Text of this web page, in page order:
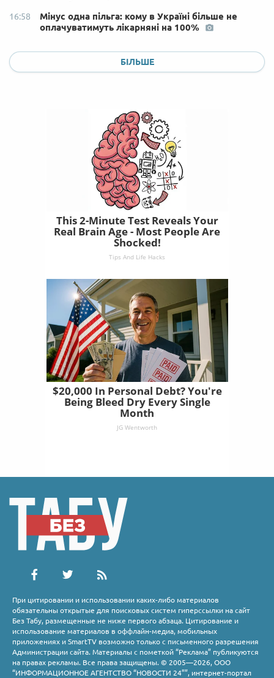
16:58
Мінус одна пільга: кому в Україні більше не
оплачуватимуть лікарняні на 100%
БІЛЬШЕ
This 2-Minute Test Reveals Your
Real Brain Age - Most People Are
Shocked!
Tips And Life Hacks
$20,000 In Personal Debt? You're
Being Bleed Dry Every Single
Month
JG Wentworth
При цитировании и использовании каких-либо материалов
обязательны открытые для поисковых систем гиперссылки на сайт
Без Табу, размещенные не ниже первого абзаца. Цитирование и
использование материалов в оффлайн-медиа, мобильных
приложениях и SmartTV возможно только с письменного разрешения
Администрации сайта. Материалы с пометкой “Реклама” публикуются
на правах рекламы. Все права защищены. © 2005—2026, ООО
“ИНФОРМАЦИОННОЕ АГЕНТСТВО “НОВОСТИ 24””, интернет-портал